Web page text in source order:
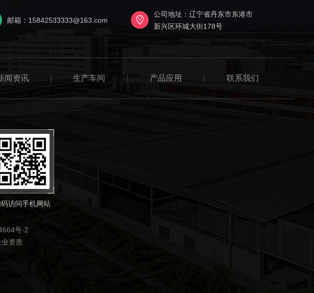
邮箱：15842533333@163.com
公司地址：辽宁省丹东市东港市
新兴区环城大街178号
闻资讯 生产车间 产品应用 联系我们
访问手机网站
号-2
业资质